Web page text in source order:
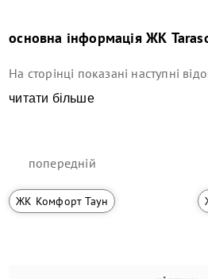
основна інформаціяЖК
На сторінці показані наступні
читати більше
попередній
ЖК Комфорт Таун